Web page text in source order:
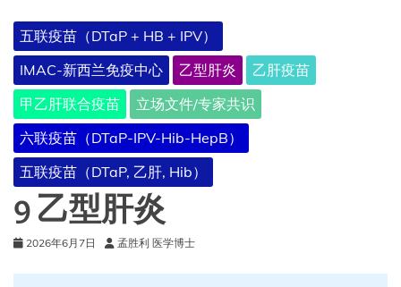
生
儿
普
遍
接
种
肝
疫
政
示
五联疫苗（DTaP + HB + IPV）
IMAC-新西兰免疫中心
乙型肝炎
乙肝疫苗
甲乙肝联合疫苗
立场文件/专家共识
六联疫苗（DTaP-IPV-Hib-HepB）
五联疫苗（DTaP, 乙肝, Hib）
9 乙型肝炎
2026年6月7日 孟胜利 医学博士